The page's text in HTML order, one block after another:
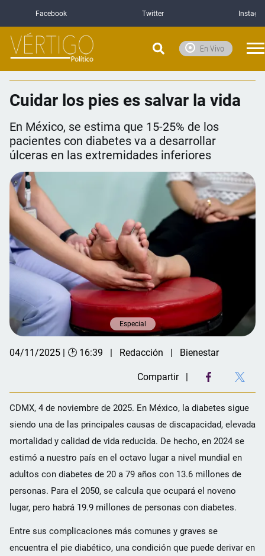
Facebook Twitter
En Vivo
Cuidar los pies es salvar la vida
En México, se estima que 15-25% de los
pacientes con diabetes va a desarrollar
úlceras en las extremidades inferiores
Especial
04/11/2025 | 🕑 16:39 Redacción Bienestar
Compartir
CDMX, 4 de noviembre de 2025. En México, la diabetes sigue
siendo una de las principales causas de discapacidad, elevada
mortalidad y calidad de vida reducida. De hecho, en 2024 se
estimó a nuestro país en el octavo lugar a nivel mundial en
adultos con diabetes de 20 a 79 años con 13.6 millones de
personas. Para el 2050, se calcula que ocupará el noveno
lugar, pero habrá 19.9 millones de personas con diabetes.
Entre sus complicaciones más comunes y graves se
encuentra el pie diabético, una condición que puede derivar en